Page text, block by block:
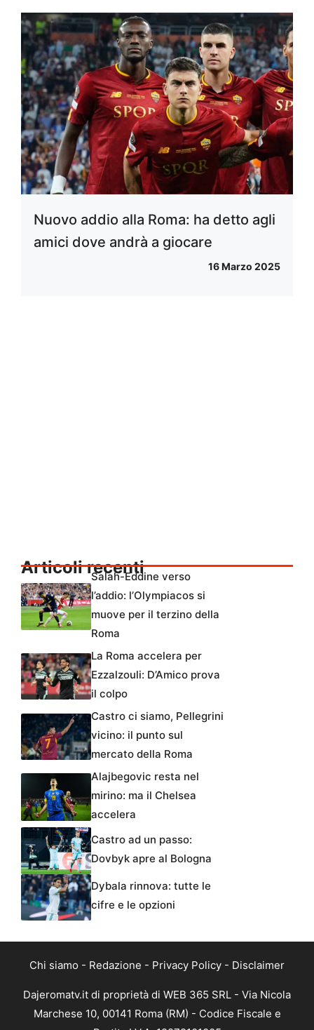
Nuovo addio alla Roma: ha detto agli
amici dove andrà a giocare
16 Marzo 2025
Articoli recenti
Salah-Eddine verso
l’addio: l’Olympiacos si
muove per il terzino della
Roma
La Roma accelera per
Ezzalzouli: D’Amico prova
il colpo
Castro ci siamo, Pellegrini
vicino: il punto sul
mercato della Roma
Alajbegovic resta nel
mirino: ma il Chelsea
accelera
Castro ad un passo:
Dovbyk apre al Bologna
Dybala rinnova: tutte le
cifre e le opzioni
Chi siamo - Redazione - Privacy Policy - Disclaimer
Dajeromatv.it di proprietà di WEB 365 SRL - Via Nicola
Marchese 10, 00141 Roma (RM) - Codice Fiscale e